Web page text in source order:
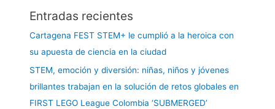
Entradas recientes
Cartagena FEST STEM+ le cumplió a la heroica con
su apuesta de ciencia en la ciudad
STEM, emoción y diversión: niñas, niños y jóvenes
brillantes trabajan en la solución de retos globales en
FIRST LEGO League Colombia ‘SUBMERGED’